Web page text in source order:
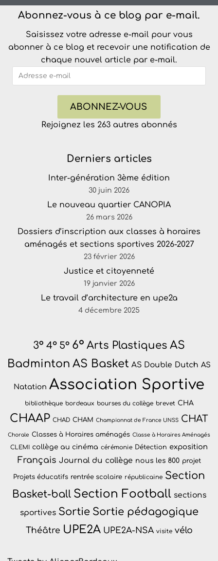
Abonnez-vous à ce blog par e-mail.
Saisissez votre adresse e-mail pour vous
abonner à ce blog et recevoir une notification de
chaque nouvel article par e-mail.
ABONNEZ-VOUS
Rejoignez les 263 autres abonnés
Derniers articles
Inter-génération 3ème édition
30 juin 2026
Le nouveau quartier CANOPIA
26 mars 2026
Dossiers d’inscription aux classes à horaires
aménagés et sections sportives 2026-2027
23 février 2026
Justice et citoyenneté
19 janvier 2026
Le travail d’architecture en upe2a
4 décembre 2025
3° 4° 5° 6° Arts Plastiques AS
Badminton AS Basket AS Double Dutch AS
Natation Association Sportive
bibliothèque bordeaux bourses du collège brevet CHA
CHAAP CHAD CHAM Championnat de France UNSS CHAT
Chorale Classes à Horaires aménagés Classe à Horaires Aménagés
CLEMI collège au cinéma cérémonie Détection exposition
Français Journal du collège nous les 800 projet
Projets éducatifs rentrée scolaire républicaine Section
Basket-ball Section Football sections
sportives Sortie Sortie pédagogique
Théâtre UPE2A UPE2A-NSA visite vélo